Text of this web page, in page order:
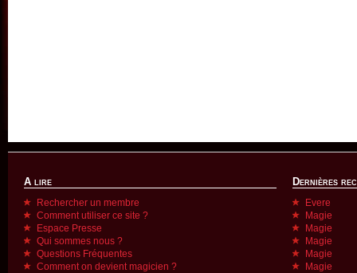
A lire
Rechercher un membre
Comment utiliser ce site ?
Espace Presse
Qui sommes nous ?
Questions Fréquentes
Comment on devient magicien ?
Dernières
Evere
Magie
Magie
Magie
Magie
Magie